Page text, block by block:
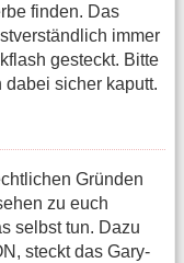
finden. Das
immer
gesteckt. Bitte
sicher kaputt.
Gründen
zu euch
selbst tun. Dazu
steckt das Gary-